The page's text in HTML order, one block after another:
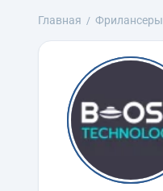
Главная Фрилансеры